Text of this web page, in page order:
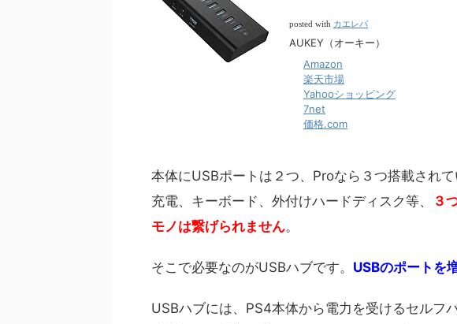
posted with カエレバ
AUKEY（オーキー）
Amazon
楽天市場
Yahooショッピング
7net
価格.com
本体にUSBポートは２つ、Proなら３つ搭載され
充電、キーボード、外付けハードディスク等、
３
モノは繋げられません。
そこで必要なのがUSBハブです。 USBのポートを
USBハブには、PS4本体から電力を受けるセルフ